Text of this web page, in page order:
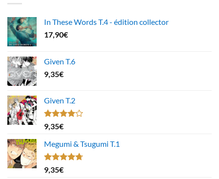
In These Words T.4 - édition collector
17,90€
Given T.6
9,35€
Given T.2
Note
4.00
5
9,35€
Megumi & Tsugumi T.1
Note4.67
sur 5
9,35€